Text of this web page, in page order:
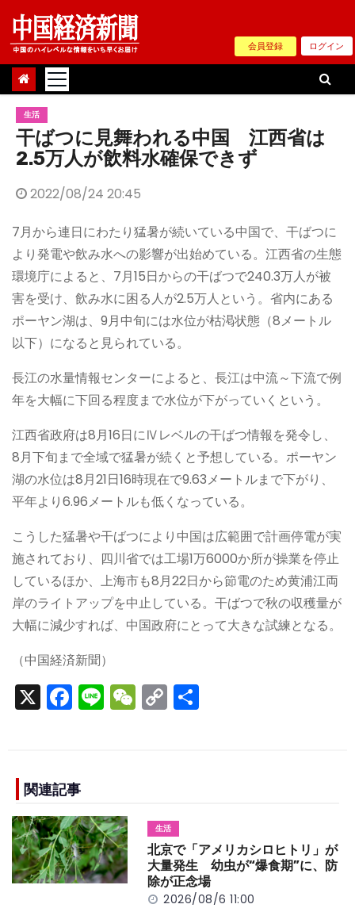
Skip
content
会員登録 ログイン
生活
干ばつに見舞われる中国 江西省は
2.5万人が飲料水確保できず
2022/08/24 20:45
7月から連日にわたり猛暑が続いている中国で、干ばつに
より発電や飲み水への影響が出始めている。江西省の生態
環境庁によると、7月15日からの干ばつで240.3万人が被
害を受け、飲み水に困る人が2.5万人という。省内にある
ポーヤン湖は、9月中旬には水位が枯渇状態（8メートル
以下）になると見られている。
長江の水量情報センターによると、長江は中流～下流で例
年を大幅に下回る程度まで水位が下がっていくという。
江西省政府は8月16日にⅣレベルの干ばつ情報を発令し、
8月下旬まで全域で猛暑が続くと予想している。ポーヤン
湖の水位は8月21日16時現在で9.63メートルまで下がり、
平年より6.96メートルも低くなっている。
こうした猛暑や干ばつにより中国は広範囲で計画停電が実
施されており、四川省では工場1万6000か所が操業を停止
しているほか、上海市も8月22日から節電のため黄浦江両
岸のライトアップを中止している。干ばつで秋の収穫量が
大幅に減少すれば、中国政府にとって大きな試練となる。
（中国経済新聞）
X F
a
e
b
o
o
k
Li
n
W
e
C
o
n
k
関連記事
生活
北京で「アメリカシロヒトリ」が
大量発生 幼虫が“爆食期”に、防
除が正念場
2026/08/6 11:00